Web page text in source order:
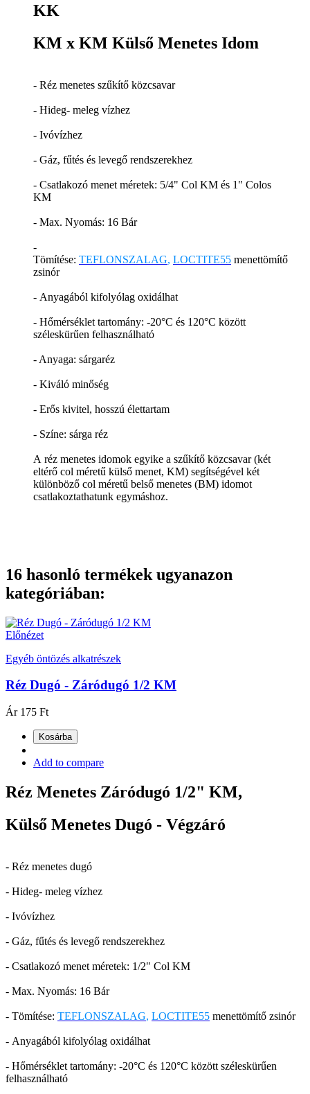
KK
KM x KM Külső Menetes Idom
- Réz menetes szűkítő közcsavar
- Hideg- meleg vízhez
- Ivóvízhez
- Gáz, fűtés és levegő rendszerekhez
- Csatlakozó menet méretek: 5/4" Col KM és 1" Colos
KM
- Max. Nyomás: 16 Bár
-
Tömítése: TEFLONSZALAG, LOCTITE55 menettömítő
zsinór
- Anyagából kifolyólag oxidálhat
- Hőmérséklet tartomány: -20°C és 120°C között
széleskürűen felhasználható
- Anyaga: sárgaréz
- Kiváló minőség
- Erős kivitel, hosszú élettartam
- Színe: sárga réz
A réz menetes idomok egyike a szűkítő közcsavar (két
eltérő col méretű külső menet, KM) segítségével két
különböző col méretű belső menetes (BM) idomot
csatlakoztathatunk egymáshoz.
16 hasonló termékek ugyanazon
kategóriában:
Előnézet
Egyéb öntözés alkatrészek
Réz Dugó - Záródugó 1/2 KM
Ár 175 Ft
Kosárba
Add to compare
Réz Menetes Záródugó 1/2" KM,
Külső Menetes Dugó - Végzáró
- Réz menetes dugó
- Hideg- meleg vízhez
- Ivóvízhez
- Gáz, fűtés és levegő rendszerekhez
- Csatlakozó menet méretek: 1/2" Col KM
- Max. Nyomás: 16 Bár
- Tömítése: TEFLONSZALAG, LOCTITE55 menettömítő zsinór
- Anyagából kifolyólag oxidálhat
- Hőmérséklet tartomány: -20°C és 120°C között széleskürűen
felhasználható